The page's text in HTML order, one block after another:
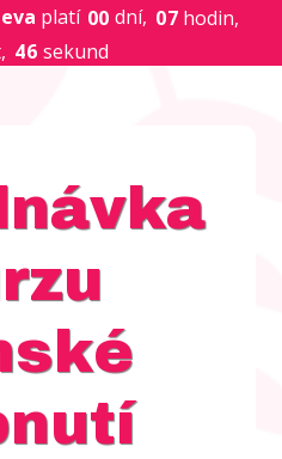
platí 00 dní 07 hodin
4
6
sekund